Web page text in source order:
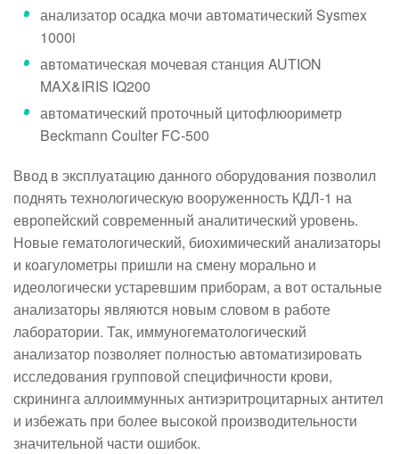
анализатор осадка мочи автоматический Sysmex
1000i
автоматическая мочевая станция AUTION
MAX&IRIS IQ200
автоматический проточный цитофлюориметр
Beckmann Coulter FC-500
Ввод в эксплуатацию данного оборудования позволил
поднять технологическую вооруженность КДЛ-1 на
европейский современный аналитический уровень.
Новые гематологический, биохимический анализаторы
и коагулометры пришли на смену морально и
идеологически устаревшим приборам, а вот остальные
анализаторы являются новым словом в работе
лаборатории. Так, иммуногематологический
анализатор позволяет полностью автоматизировать
исследования групповой специфичности крови,
скрининга аллоиммунных антиэритроцитарных антител
и избежать при более высокой производительности
значительной части ошибок.